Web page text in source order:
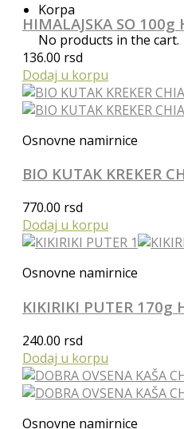
Korpa
No products in the cart.
HIMALAJSKA SO 100g
136.00 rsd
Dodaj u korpu
Osnovne namirnice
BIO KUTAK KREKER
770.00 rsd
Dodaj u korpu
Osnovne namirnice
KIKIRIKI PUTER 170g
240.00 rsd
Dodaj u korpu
Osnovne namirnice